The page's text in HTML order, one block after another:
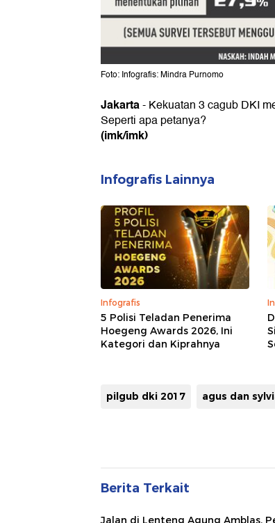
Foto: Infografis: Mindra Purnomo
Jakarta- Kekuatan 3 cagub DKI
Seperti apa petanya?
(imk/imk)
Infografis Lainnya
Infografis
5 Polisi Teladan Penerima
Hoegeng Awards 2026, Ini
Kategori dan Kiprahnya
pilgub dki 2017 agus dan
Berita Terkait
Jalan di Lenteng Agung Amblas,